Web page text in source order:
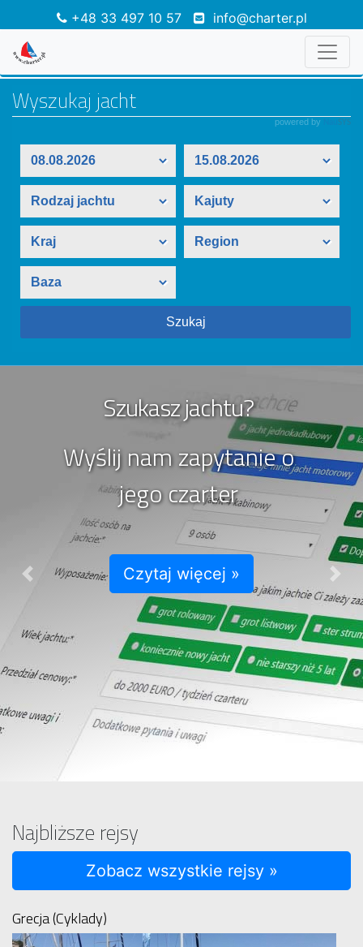
+48 33 497 10 57 info@charter.pl
Szukasz jachtu?
Wyślij nam zapytanie o
jego czarter
Czytaj więcej »
Previous
Najbliższe rejsy
Zobacz wszystkie rejsy »
Grecja (Cyklady)